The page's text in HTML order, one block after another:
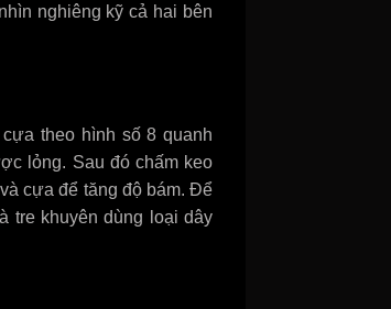
nghiêng kỹ cả hai bên
theo hình số 8 quanh
lỏng. Sau đó chấm keo
cựa để tăng độ bám. Để
tre khuyên dùng loại dây